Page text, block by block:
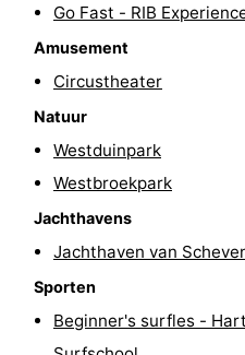
Surfen
Eten
drinken
Evenementen
Praktisch
Forum
Route
Go Fast - RIB
Amusement
Circustheater
Natuur
Westduinpark
Westbroekpark
Jachthavens
Jachthaven van
Sporten
Beginner's surfles -